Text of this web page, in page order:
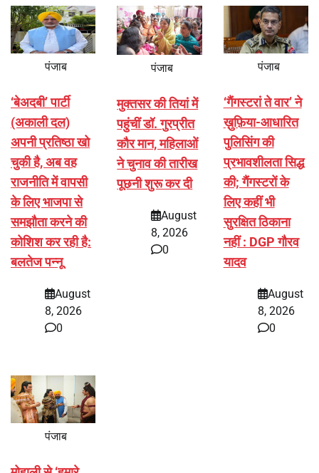
पंजाब
‘बेअदबी’ पार्टी
(अकाली दल)
अपनी प्रतिष्ठा खो
चुकी है, अब वह
राजनीति में वापसी
के लिए भाजपा से
समझौता करने की
कोशिश कर रही है:
बलतेज पन्नू
August
8, 2026
0
पंजाब
मुक्तसर की तियां में
पहुंचीं डॉ. गुरप्रीत
कौर मान, महिलाओं
ने चुनाव की तारीख
पूछनी शुरू कर दी
August
8, 2026
0
पंजाब
‘गैंगस्टरां ते वार’ ने
ख़ुफ़िया-आधारित
पुलिसिंग की
प्रभावशीलता सिद्ध
की; गैंगस्टरों के
लिए कहीं भी
सुरक्षित ठिकाना
नहीं : DGP गौरव
यादव
August
8, 2026
0
पंजाब